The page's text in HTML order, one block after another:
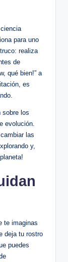
para uno
realiza
de
qué bien!” a
es
sobre los
evolución.
las
y,
te imaginas
deja tu rostro
puedes